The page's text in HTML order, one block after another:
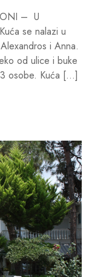
– U
se nalazi u
i Anna.
od ulice i buke
osobe. Kuća […]